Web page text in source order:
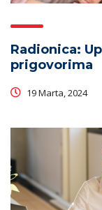
Radionica:
prigovorima
19 Marta, 2024